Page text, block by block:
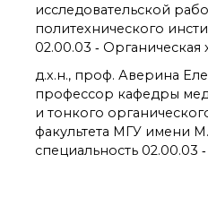
технологии
Электронная
микроскопия
Награды сотрудников
ИОХ РАН
Мероприятия
Конференции
Журналы
исследовательской
политехнического
02.00.03 ‑ Органическая
д.х.н., проф. Аверина
профессор кафедры
и тонкого
факультета МГУ имени
специальность 02.00.03